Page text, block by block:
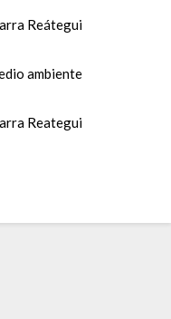
Reátegui
ambiente
Reategui